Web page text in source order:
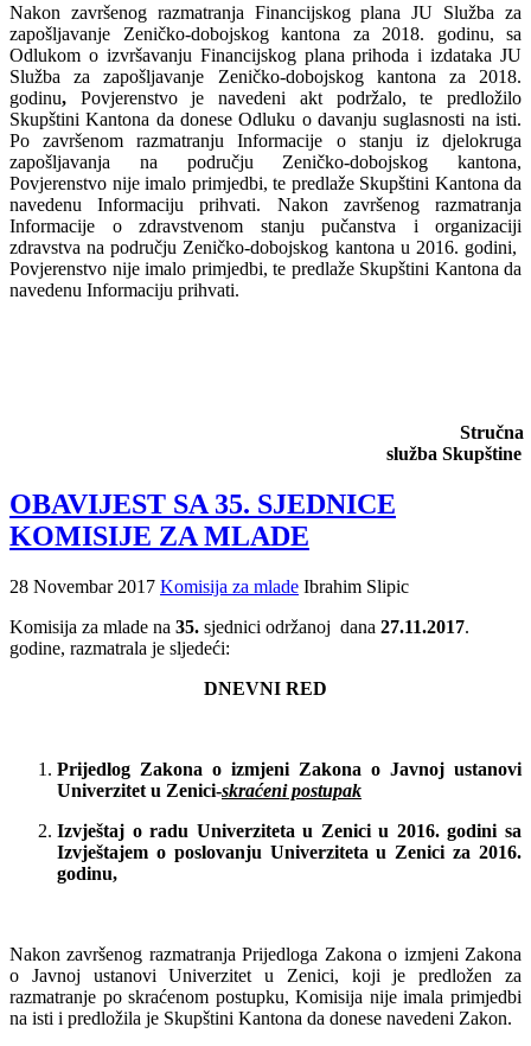
Nakon završenog razmatranja Financijskog plana JU Služba za
zapošljavanje Zeničko-dobojskog kantona za 2018. godinu, sa
Odlukom o izvršavanju Financijskog plana prihoda i izdataka JU
Služba za zapošljavanje Zeničko-dobojskog kantona za 2018.
godinu, Povjerenstvo je navedeni akt podržalo, te predložilo
Skupštini Kantona da donese Odluku o davanju suglasnosti na isti.
Po završenom razmatranju Informacije o stanju iz djelokruga
zapošljavanja na području Zeničko-dobojskog kantona,
Povjerenstvo nije imalo primjedbi, te predlaže Skupštini Kantona da
navedenu Informaciju prihvati. Nakon završenog razmatranja
Informacije o zdravstvenom stanju pučanstva i organizaciji
zdravstva na području Zeničko-dobojskog kantona u 2016. godini,
Povjerenstvo nije imalo primjedbi, te predlaže Skupštini Kantona da
navedenu Informaciju prihvati.
Stručna
služba Skupštine
OBAVIJEST SA 35. SJEDNICE
KOMISIJE ZA MLADE
28 Novembar 2017 Komisija za mlade Ibrahim Slipic
Komisija za mlade na 35. sjednici održanoj dana 27.11.2017.
godine, razmatrala je sljedeći:
DNEVNI RED
Prijedlog Zakona o izmjeni Zakona o Javnoj ustanovi
Univerzitet u Zenici-skraćeni postupak
Izvještaj o radu Univerziteta u Zenici u 2016. godini sa
Izvještajem o poslovanju Univerziteta u Zenici za 2016.
godinu,
Nakon završenog razmatranja Prijedloga Zakona o izmjeni Zakona
o Javnoj ustanovi Univerzitet u Zenici, koji je predložen za
razmatranje po skraćenom postupku, Komisija nije imala primjedbi
na isti i predložila je Skupštini Kantona da donese navedeni Zakon.